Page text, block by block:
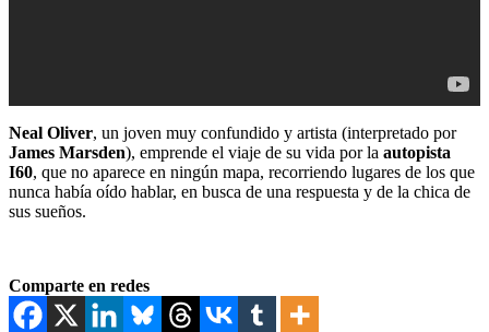
Neal Oliver, un joven muy confundido y artista (interpretado por
James Marsden), emprende el viaje de su vida por la autopista
I60, que no aparece en ningún mapa, recorriendo lugares de los que
nunca había oído hablar, en busca de una respuesta y de la chica de
sus sueños.
Comparte en redes